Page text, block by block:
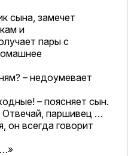
сына, замечет
и
пары с
– недоумевает
– поясняет сын.
Отвечай, паршивец …
он всегда говорит
…»